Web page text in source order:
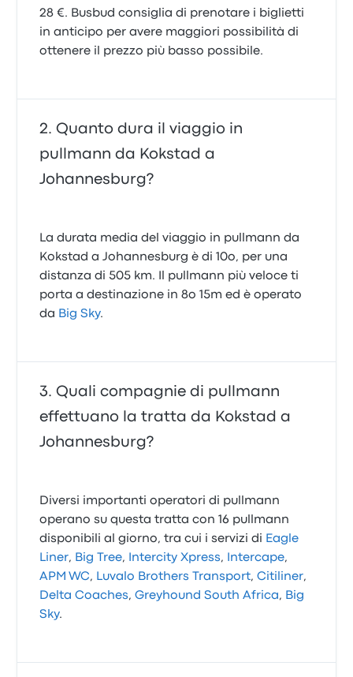
28 €. Busbud consiglia di prenotare i biglietti
in anticipo per avere maggiori possibilità di
ottenere il prezzo più basso possibile.
Quanto dura il viaggio in
pullmann da Kokstad a
Johannesburg?
La durata media del viaggio in pullmann da
Kokstad a Johannesburg è di 10o, per una
distanza di 505 km. Il pullmann più veloce ti
porta a destinazione in 8o 15m ed è operato
da Big Sky.
Quali compagnie di pullmann
effettuano la tratta da Kokstad a
Johannesburg?
Diversi importanti operatori di pullmann
operano su questa tratta con 16 pullmann
disponibili al giorno, tra cui i servizi di Eagle
Liner, Big Tree, Intercity Xpress, Intercape,
APM WC, Luvalo Brothers Transport,Citiliner,
Delta Coaches,Greyhound South Africa, Big
Sky.